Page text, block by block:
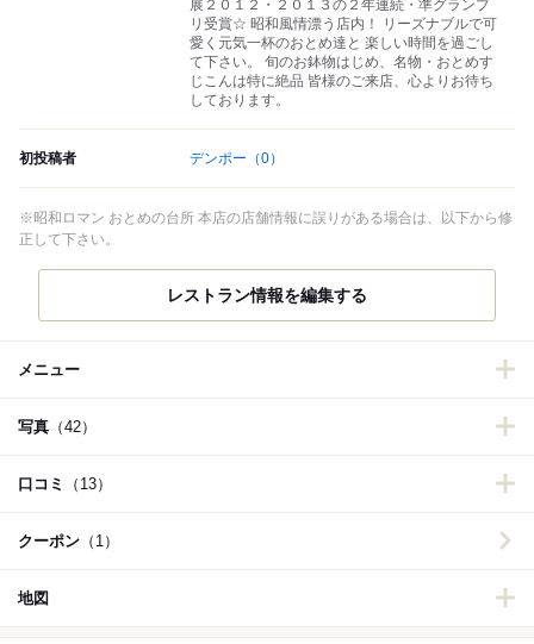
展２０１２・２０１３の２年連続・準グランプ
リ受賞☆ 昭和風情漂う店内！ リーズナブルで可
愛く元気一杯のおとめ達と 楽しい時間を過ごし
て下さい。 旬のお鉢物はじめ、名物・おとめす
じこんは特に絶品 皆様のご来店、心よりお待ち
しております。
初投稿者 デンポー （0）
※昭和ロマン おとめの台所 本店の店舗情報に誤りがある場合は、以下から修
正して下さい。
レストラン情報を編集する
メニュー
写真 （42）
口コミ （13）
クーポン （1）
地図